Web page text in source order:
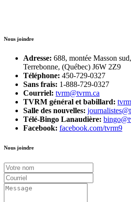
Nous joindre
Adresse: 688, montée Masson sud,
Terrebonne, (Québec) J6W 2Z9
Téléphone: 450-729-0327
Sans frais: 1-888-729-0327
Courriel: tvrm@tvrm.ca
TVRM général et babillard:
Salle des nouvelles:
Télé-Bingo Lanaudière:
Facebook: facebook.com/tvrm9
Nous joindre